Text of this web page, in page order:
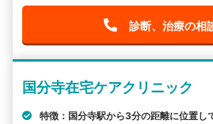
診断、治療の相
国分寺在宅ケアクリニック
特徴：国分寺駅から3分の距離に位置し